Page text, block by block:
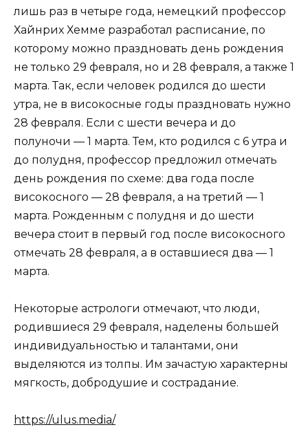
лишь раз в четыре года, немецкий профессор
Хайнрих Хемме разработал расписание, по
которому можно праздновать день рождения
не только 29 февраля, но и 28 февраля, а также 1
марта. Так, если человек родился до шести
утра, не в високосные годы праздновать нужно
28 февраля. Если с шести вечера и до
полуночи — 1 марта. Тем, кто родился с 6 утра и
до полудня, профессор предложил отмечать
день рождения по схеме: два года после
високосного — 28 февраля, а на третий — 1
марта. Рожденным с полудня и до шести
вечера стоит в первый год после високосного
отмечать 28 февраля, а в оставшиеся два — 1
марта.
Некоторые астрологи отмечают, что люди,
родившиеся 29 февраля, наделены большей
индивидуальностью и талантами, они
выделяются из толпы. Им зачастую характерны
мягкость, добродушие и сострадание.
https://ulus.media/